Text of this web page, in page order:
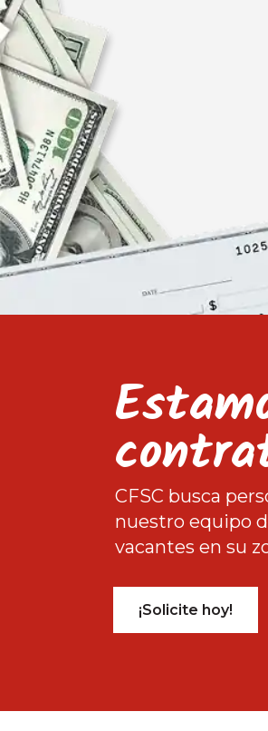
CFSC busca
nuestro equipo
vacantes en su
¡Solicite hoy!